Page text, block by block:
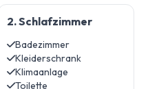
2. Schlafzimmer
Badezimmer
Kleiderschrank
Klimaanlage
Toilette